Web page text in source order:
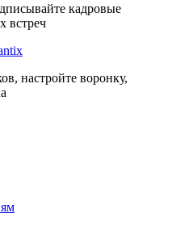
кадровые
встреч
настройте воронку,